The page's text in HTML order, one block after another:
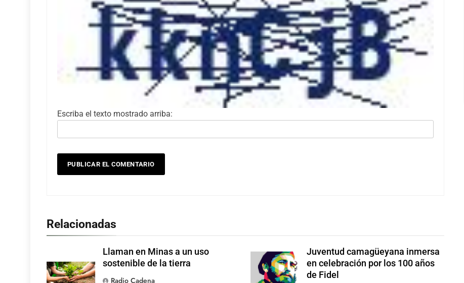
Escriba el texto mostrado arriba:
Relacionadas
Llaman en Minas a un uso
sostenible de la tierra
Radio Cadena
Foto: Internet
Juventud camagüeyana inmersa
en celebración por los 100 años
de Fidel